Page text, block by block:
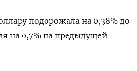
подорожала на 0,38%​ до
на 0,7% на предыдущей